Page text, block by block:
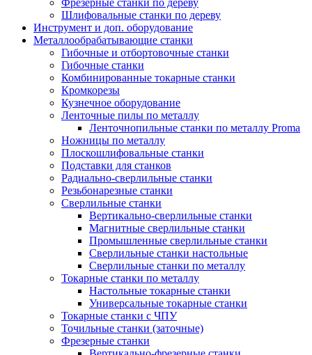
Фрезерные станки по дереву
Шлифовальные станки по дереву
Инструмент и доп. оборудование
Металлообрабатывающие станки
Гибочные и отбортовочные станки
Гибочные станки
Комбинированные токарные станки
Кромкорезы
Кузнечное оборудование
Ленточные пилы по металлу
Ленточнопильные станки по металлу Proma
Ножницы по металлу
Плоскошлифовальные станки
Подставки для станков
Радиально-сверлильные станки
Резьбонарезные станки
Сверлильные станки
Вертикально-сверлильные станки
Магнитные сверлильные станки
Промышленные сверлильные станки
Сверлильные станки настольные
Сверлильные станки по металлу
Токарные станки по металлу
Настольные токарные станки
Универсальные токарные станки
Токарные станки с ЧПУ
Точильные станки (заточные)
Фрезерные станки